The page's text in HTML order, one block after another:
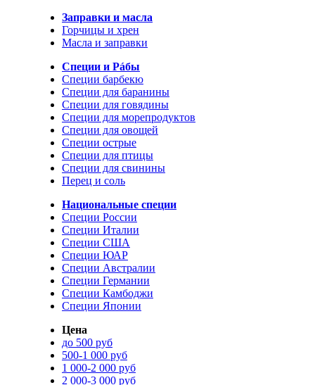
Заправки и масла
Горчицы и хрен
Масла и заправки
Специи и Рáбы
Специи барбекю
Специи для баранины
Специи для говядины
Специи для морепродуктов
Специи для овощей
Специи острые
Специи для птицы
Специи для свинины
Перец и соль
Национальные специи
Специи России
Специи Италии
Специи США
Специи ЮАР
Специи Австралии
Специи Германии
Специи Камбоджи
Специи Японии
Цена
до 500 руб
500-1 000 руб
1 000-2 000 руб
2 000-3 000 руб